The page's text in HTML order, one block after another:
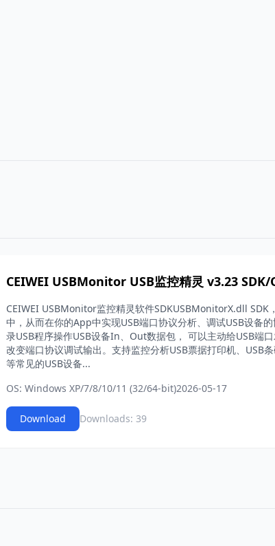
CEIWEI USBMonitor USB监控精灵 v3.23 SDK/
CEIWEI USBMonitor监控精灵软件SDKUSBMonitorX.dll SDK
中，从而在你的App中实现USB端口协议分析、调试USB设备
录USB程序操作USB设备In、Out数据包， 可以主动给USB端
改变端口协议调试输出。支持监控分析USB票据打印机、USB
等常见的USB设备...
OS: Windows XP/7/8/10/11 (32/64-bit)2026-05-17
Download Downloads: 39